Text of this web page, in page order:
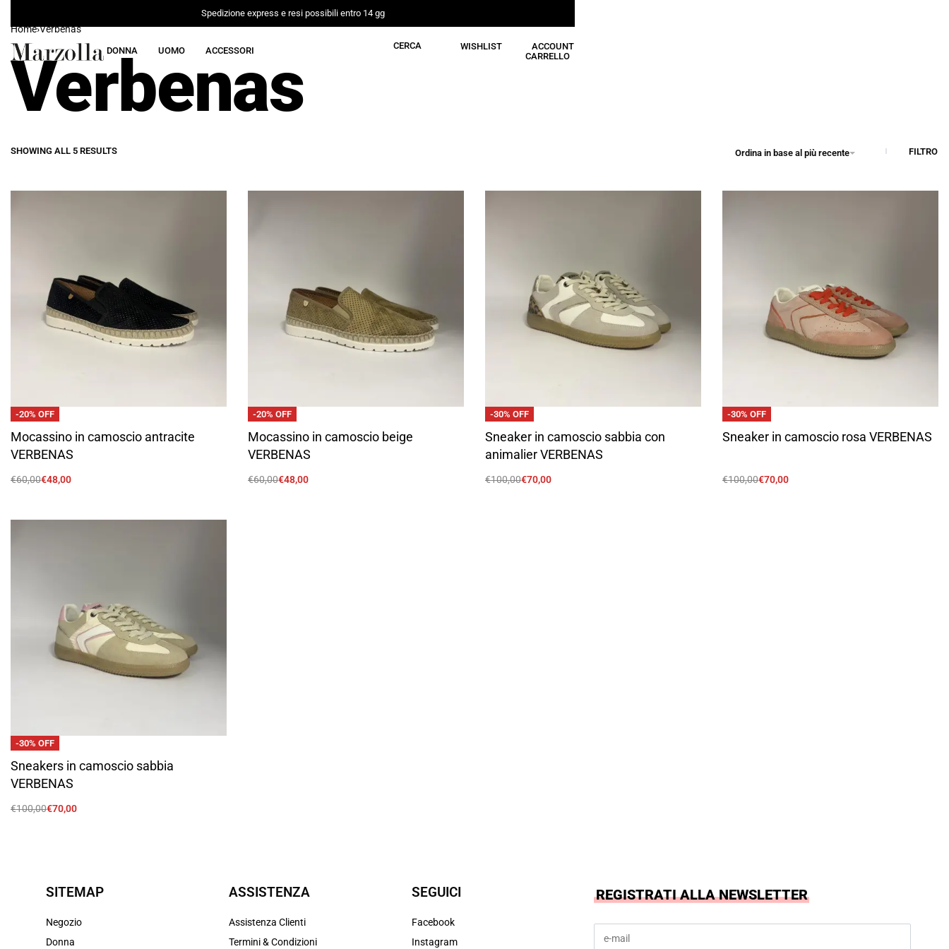
Spedizione express e resi possibili entro 14 gg
DONNA UOMO ACCESSORI CERCA WISHLIST
ACCOUNT
CARRELLO
Home›Verbenas
Verbenas
SHOWING ALL 5 RESULTS Ordina in base al più recente FILTRO
-20% OFF
Mocassino in camoscio antracite
VERBENAS
€60,00€48,00
-20% OFF
Mocassino in camoscio beige
VERBENAS
€60,00€48,00
-30% OFF
Sneaker in camoscio sabbia con
animalier VERBENAS
€100,00€70,00
-30% OFF
Sneaker in camoscio rosa VERBENAS
€100,00€70,00
-30% OFF
Sneakers in camoscio sabbia
VERBENAS
€100,00€70,00
SITEMAP
Negozio
Donna
ASSISTENZA
Assistenza Clienti
Termini & Condizioni
SEGUICI
Facebook
Instagram
REGISTRATI ALLA NEWSLETTER